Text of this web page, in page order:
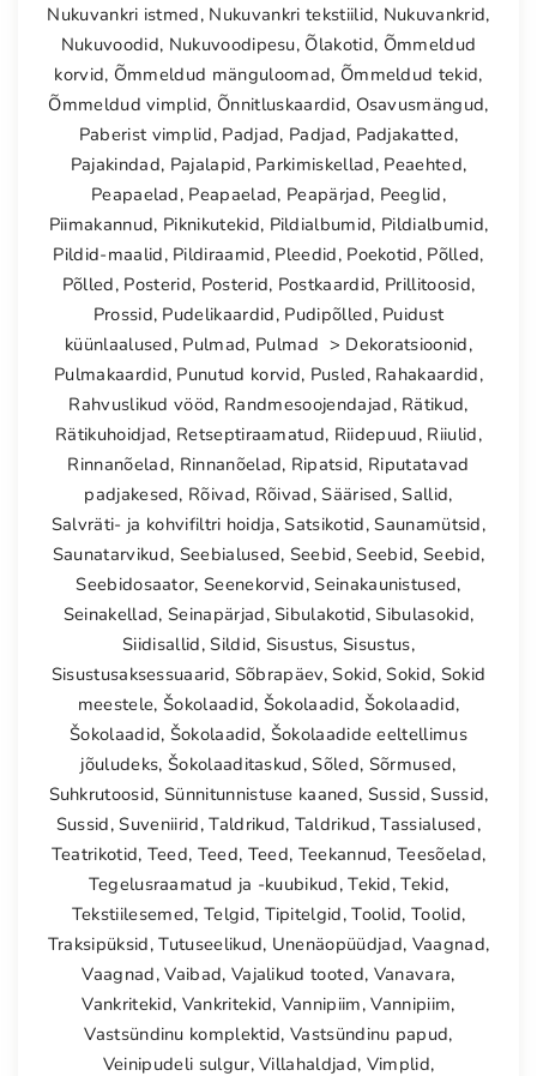
Nukuvankri istmed, Nukuvankri tekstiilid, Nukuvankrid,
Nukuvoodid, Nukuvoodipesu, Õlakotid, Õmmeldud
korvid, Õmmeldud mänguloomad, Õmmeldud tekid,
Õmmeldud vimplid, Õnnitluskaardid, Osavusmängud,
Paberist vimplid, Padjad, Padjad, Padjakatted,
Pajakindad, Pajalapid, Parkimiskellad, Peaehted,
Peapaelad, Peapaelad, Peapärjad, Peeglid,
Piimakannud, Piknikutekid, Pildialbumid, Pildialbumid,
Pildid-maalid, Pildiraamid, Pleedid, Poekotid, Põlled,
Põlled, Posterid, Posterid, Postkaardid, Prillitoosid,
Prossid, Pudelikaardid, Pudipõlled, Puidust
küünlaalused, Pulmad, Pulmad > Dekoratsioonid,
Pulmakaardid, Punutud korvid, Pusled, Rahakaardid,
Rahvuslikud vööd, Randmesoojendajad, Rätikud,
Rätikuhoidjad, Retseptiraamatud, Riidepuud, Riiulid,
Rinnanõelad, Rinnanõelad, Ripatsid, Riputatavad
padjakesed, Rõivad, Rõivad,Säärised,Sallid,
Salvräti- ja kohvifiltri hoidja,Satsikotid,Saunamütsid,
Saunatarvikud, Seebialused, Seebid,Seebid, Seebid,
Seebidosaator,Seenekorvid,Seinakaunistused,
Seinakellad, Seinapärjad,Sibulakotid,Sibulasokid,
Siidisallid,Sildid, Sisustus,Sisustus,
Sisustusaksessuaarid, Sõbrapäev,Sokid,Sokid, Sokid
meestele, Šokolaadid, Šokolaadid, Šokolaadid,
Šokolaadid, Šokolaadid, Šokolaadide eeltellimus
jõuludeks, Šokolaaditaskud,Sõled, Sõrmused,
Suhkrutoosid, Sünnitunnistuse kaaned, Sussid,Sussid,
Sussid,Suveniirid,Taldrikud, Taldrikud,Tassialused,
Teatrikotid, Teed, Teed, Teed, Teekannud,Teesõelad,
Tegelusraamatud ja -kuubikud,Tekid,Tekid,
Tekstiilesemed, Telgid, Tipitelgid,Toolid, Toolid,
Traksipüksid,Tutuseelikud, Unenäopüüdjad, Vaagnad,
Vaagnad,Vaibad, Vajalikud tooted, Vanavara,
Vankritekid, Vankritekid, Vannipiim,Vannipiim,
Vastsündinu komplektid, Vastsündinu papud,
Veinipudeli sulgur,Villahaldjad, Vimplid,